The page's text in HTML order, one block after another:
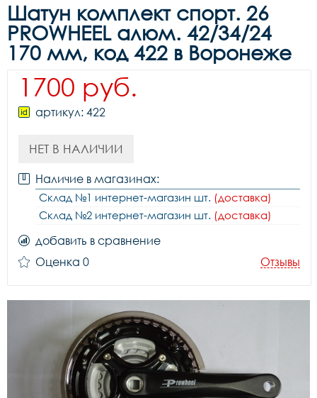
Шатун комплект спорт. 26
PROWHEEL алюм. 42/34/24
170 мм, код 422 в Воронеже
1700 руб.
артикул: 422
НЕТ В НАЛИЧИИ
Наличие в магазинах:
Склад №1 интернет-магазин шт. (доставка)
Склад №2 интернет-магазин шт. (доставка)
добавить в сравнение
Оценка 0
Отзывы